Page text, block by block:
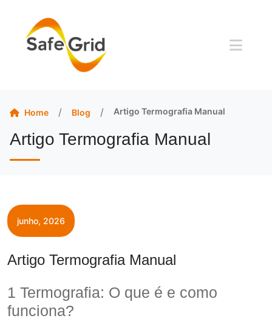
Home / Blog / Artigo Termografia Manual
Artigo Termografia Manual
junho, 2026
Artigo Termografia Manual
1 Termografia: O que é e como
funciona?